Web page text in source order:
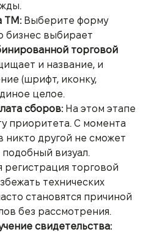
ТМ:Выберите форму
бизнес выбирает
торговой
и название, и
(шрифт, иконку,
целое.
сборов:На этом этапе
приоритета. С момента
никто другой не сможет
визуал.
регистрация торговой
технических
становятся причиной
без рассмотрения.
свидетельства: